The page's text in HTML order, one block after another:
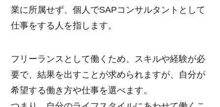
業に所属せず、個人でSAPコンサルタントとして
仕事をする人を指します。
フリーランスとして働くため、スキルや経験が必
要で、結果を出すことが求められますが、自分が
希望する働き方や仕事を選べます。